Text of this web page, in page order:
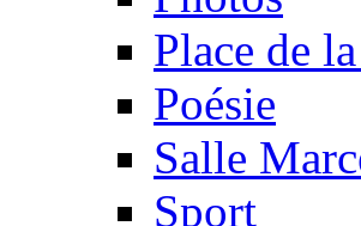
Place de
Poésie
Salle
Sport